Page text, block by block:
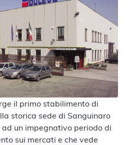
il primo stabilimento di
storica sede di Sanguinaro
ad un impegnativo periodo di
sui mercati e che vede